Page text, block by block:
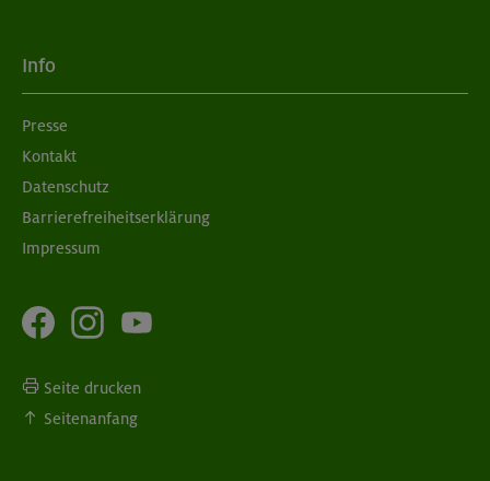
09.09.26
Schnupperkletterkurs indoor
München
Info
Presse
Kontakt
Datenschutz
Barrierefreiheitserklärung
Impressum
Seite drucken
Seitenanfang